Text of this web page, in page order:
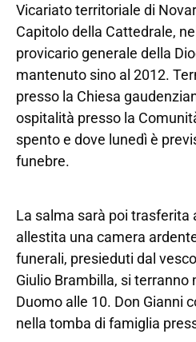
Vicariato territoriale di
Capitolo della Cattedrale,
provicario generale della
mantenuto sino al 2012.
presso la Chiesa
ospitalità presso la
spento e dove lunedì è
funebre.
La salma sarà poi trasferita
allestita una camera
funerali, presieduti dal
Giulio Brambilla, si terranno
Duomo alle 10. Don Gianni
nella tomba di famiglia